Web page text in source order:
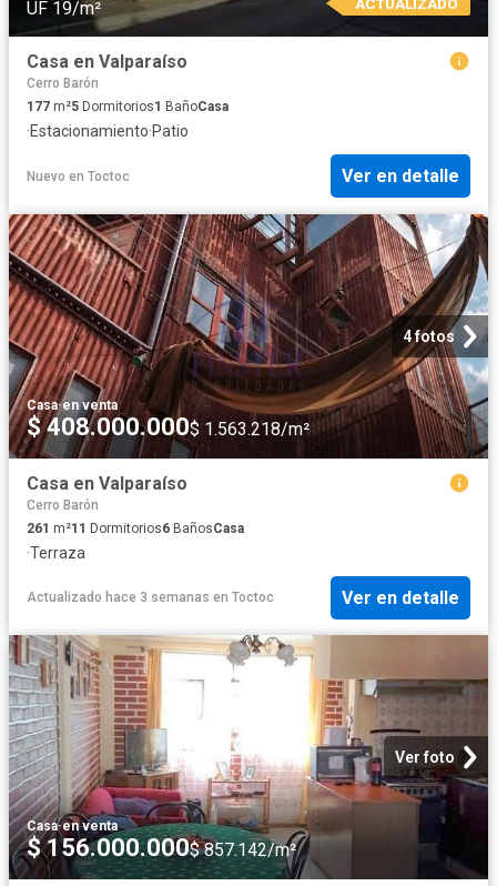
UF 19/m²
Casa en Valparaíso
Cerro Barón
177 m²5 Dormitorios1 BañoCasa
·Estacionamiento·Patio
Nuevo en Toctoc Ver en detalle
4 fotos
Casa·en venta
$ 408.000.000$ 1.563.218/m²
Casa en Valparaíso
Cerro Barón
261 m²11 Dormitorios6 BañosCasa
·Terraza
Actualizado hace 3 semanas en Toctoc Ver en detalle
Ver foto
Casa·en venta
$ 156.000.000$ 857.142/m²